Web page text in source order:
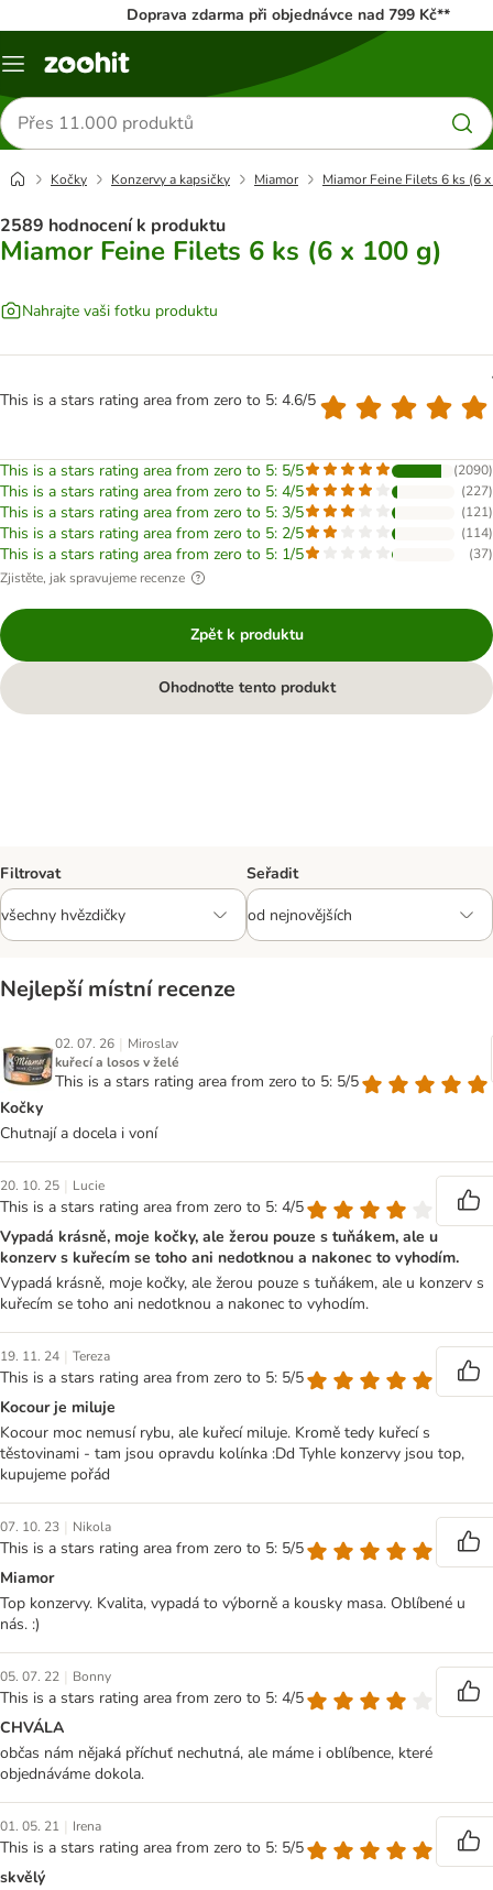
Doprava zdarma při objednávce nad 799 Kč**
Menu
Hledat
produkty
Kočky Konzervy a kapsičky Miamor Miamor Feine Filets 6 ks (6
2589 hodnocení k produktu
Miamor Feine Filets 6 ks (6 x 100 g)
Nahrajte vaši fotku produktu
This is a stars rating area from zero to 5: 4.6/5
This is a stars rating area from zero to 5: 5/5 (2090)
This is a stars rating area from zero to 5: 4/5 (227)
This is a stars rating area from zero to 5: 3/5 (121)
This is a stars rating area from zero to 5: 2/5 (114)
This is a stars rating area from zero to 5: 1/5 (37)
Zjistěte, jak spravujeme recenze
Zpět k produktu
Ohodnoťte tento produkt
Filtrovat Seřadit
Nejlepší místní recenze
02. 07. 26 | Miroslav
kuřecí a losos v želé
This is a stars rating area from zero to 5: 5/5
Kočky
Chutnají a docela i voní
20. 10. 25 | Lucie
This is a stars rating area from zero to 5: 4/5
Vypadá krásně, moje kočky, ale žerou pouze s tuňákem, ale u
konzerv s kuřecím se toho ani nedotknou a nakonec to vyhodím.
Vypadá krásně, moje kočky, ale žerou pouze s tuňákem, ale u konzerv s
kuřecím se toho ani nedotknou a nakonec to vyhodím.
19. 11. 24 | Tereza
This is a stars rating area from zero to 5: 5/5
Kocour je miluje
Kocour moc nemusí rybu, ale kuřecí miluje. Kromě tedy kuřecí s
těstovinami - tam jsou opravdu kolínka :Dd Tyhle konzervy jsou top,
kupujeme pořád
07. 10. 23 | Nikola
This is a stars rating area from zero to 5: 5/5
Miamor
Top konzervy. Kvalita, vypadá to výborně a kousky masa. Oblíbené u
nás. :)
05. 07. 22 | Bonny
This is a stars rating area from zero to 5: 4/5
CHVÁLA
občas nám nějaká příchuť nechutná, ale máme i oblíbence, které
objednáváme dokola.
01. 05. 21 | Irena
This is a stars rating area from zero to 5: 5/5
skvělý